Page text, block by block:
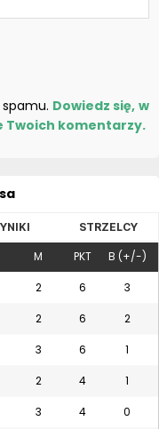
Dowiedz się, w
Twoich komentarzy.
STRZELCY
M PKT B (+/-)
2 6 3
2 6 2
3 6 1
2 4 1
3 4 0